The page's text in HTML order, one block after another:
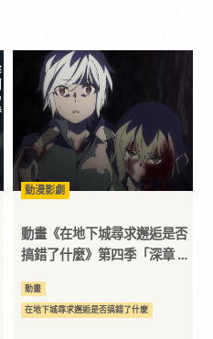
動漫影劇
動畫《在地下城尋求邂逅是否
搞錯了什麼》第四季「深章 災
動畫
在地下城尋求邂逅是否搞錯了什麼